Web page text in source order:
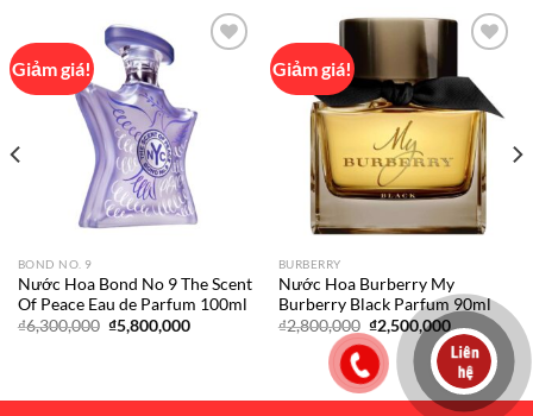
Giảm giá!
BOND NO. 9
Nước Hoa Bond No 9 The Scent
Of Peace Eau de Parfum 100ml
₫6,300,000 Giá
gốc
₫5,800,000Giá
Giảm giá!
Add to
wishlist
BURBERRY
Nước Hoa Burberry My
Burberry Black Parfum 90ml
₫2,800,000 Giá
gốc
là:
₫2,800,000.
₫2,500,000Giá
hiện
tại
là: